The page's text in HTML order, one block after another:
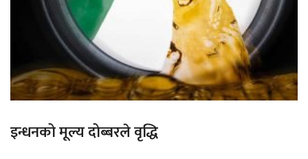
इन्धनको मूल्य दोब्बरले वृद्धि